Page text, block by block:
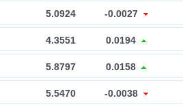
5.0924 -0.0027
4.3551 0.0194
5.8797 0.0158
5.5470 -0.0038